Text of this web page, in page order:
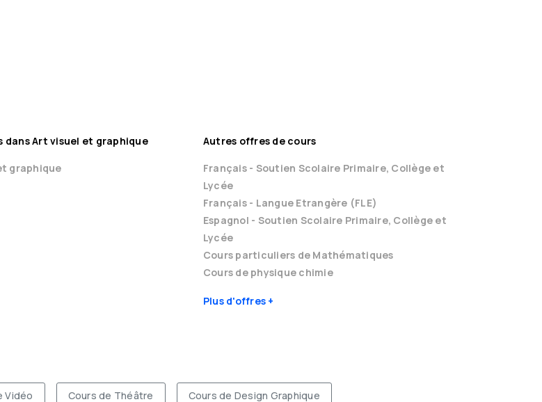
dans Art visuel et graphique
graphique
Autres offres de cours
Français - Soutien Scolaire Primaire, Collège et
Lycée
Français - Langue Etrangère (FLE)
Espagnol - Soutien Scolaire Primaire, Collège et
Lycée
Cours particuliers de Mathématiques
Cours de physique chimie
Plus d'offres
Vidéo Cours de Théâtre Cours de Design Graphique